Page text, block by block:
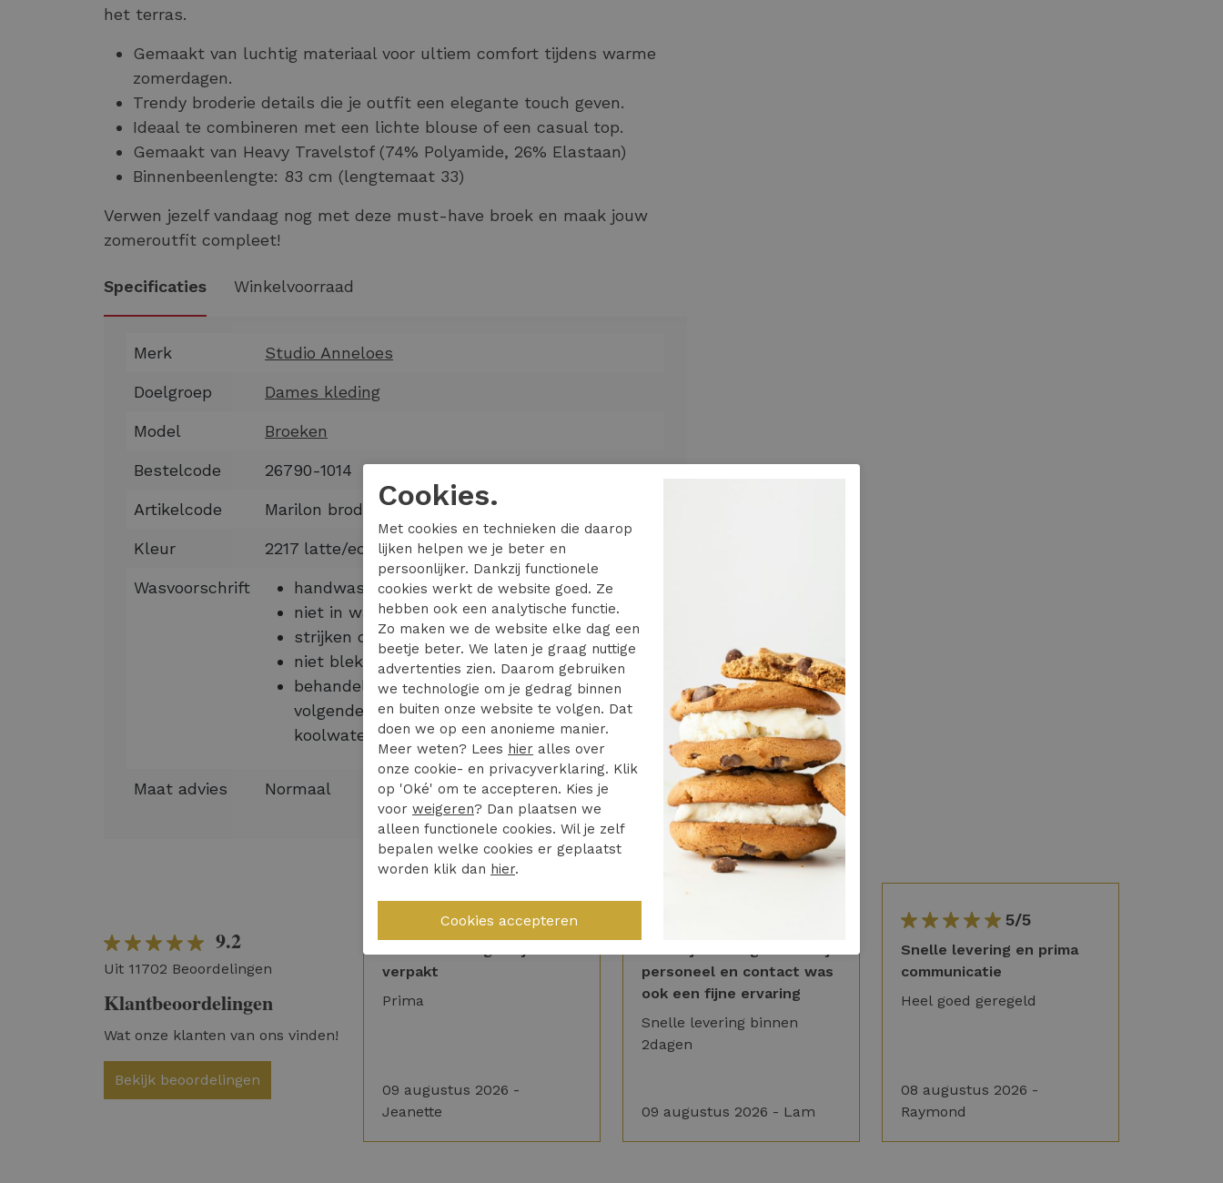
het terras.
Gemaakt van luchtig materiaal voor ultiem comfort tijdens warme
zomerdagen.
Trendy broderie details die je outfit een elegante touch geven.
Ideaal te combineren met een lichte blouse of een casual top.
Gemaakt van Heavy Travelstof (74% Polyamide, 26% Elastaan)
Binnenbeenlengte: 83 cm (lengtemaat 33)
Verwen jezelf vandaag nog met deze must-have broek en maak jouw
zomeroutfit compleet!
Specificaties Winkelvoorraad
Merk Studio Anneloes
Doelgroep Dames kleding
Model Broeken
Bestelcode 26790-1014
Artikelcode Marilon broderie trousers 13886
Kleur 2217 latte/ecru
Wasvoorschrift
handwas
niet in wasdroger drogen
strijken op lage temperatuur
niet bleken
behandeling in reinigingsmachines met de
volgende oplosmiddelen: perchloorethyleen,
koolwaterstoffen
Maat advies Normaal
9.2
Uit 11702 Beoordelingen
Klantbeoordelingen
Wat onze klanten van ons vinden!
Bekijk beoordelingen
4/5
verpakt
Prima
09 augustus 2026 -
Jeanette
personeel en contact was
ook een fijne ervaring
Snelle levering binnen
2dagen
09 augustus 2026 - Lam
5/5
Snelle levering en prima
communicatie
Heel goed geregeld
08 augustus 2026 -
Raymond
Cookies.
Met cookies en technieken die daarop
lijken helpen we je beter en
persoonlijker. Dankzij functionele
cookies werkt de website goed. Ze
hebben ook een analytische functie.
Zo maken we de website elke dag een
beetje beter. We laten je graag nuttige
advertenties zien. Daarom gebruiken
we technologie om je gedrag binnen
en buiten onze website te volgen. Dat
doen we op een anonieme manier.
Meer weten? Lees hier alles over
onze cookie- en privacyverklaring. Klik
op 'Oké' om te accepteren. Kies je
voor weigeren? Dan plaatsen we
alleen functionele cookies. Wil je zelf
bepalen welke cookies er geplaatst
worden klik dan hier.